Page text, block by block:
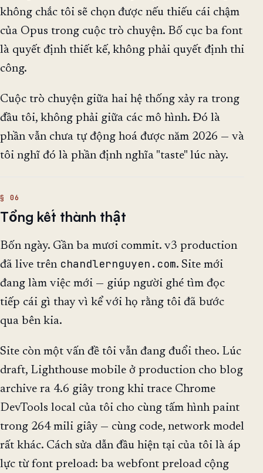
không chắc tôi sẽ chọn được nếu thiếu cái chậm
của Opus trong cuộc trò chuyện. Bố cục ba font
là quyết định thiết kế, không phải quyết định thi
công.
Cuộc trò chuyện giữa hai hệ thống xảy ra trong
đầu tôi, không phải giữa các mô hình. Đó là
phần vẫn chưa tự động hoá được năm 2026 — và
tôi nghĩ đó là phần định nghĩa "taste" lúc này.
Tổng kết thành thật
Bốn ngày. Gần ba mươi commit. v3 production
đã live trên chandlernguyen.com. Site mới
đang làm việc mới — giúp người ghé tìm đọc
tiếp cái gì thay vì kể với họ rằng tôi đã bước
qua bên kia.
Site còn một vấn đề tôi vẫn đang đuổi theo. Lúc
draft, Lighthouse mobile ở production cho blog
archive ra 4.6 giây trong khi trace Chrome
DevTools local của tôi cho cùng tấm hình paint
trong 264 mili giây — cùng code, network model
rất khác. Cách sửa dẫn đầu hiện tại của tôi là áp
lực từ font preload: ba webfont preload cộng